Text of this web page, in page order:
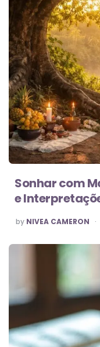
Sonhar com
e
POSTED
BY
by NIVEA CAMERON